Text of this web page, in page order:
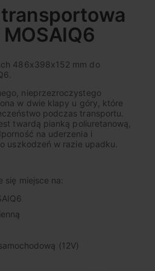
486x398x152 mm do
nieprzezroczystego
w dwie klapy u góry, które
podczas transportu.
twardą pianką poliuretanową,
na uderzenia i
uszkodzeń w razie upadku.
się miejsce na:
(12V)